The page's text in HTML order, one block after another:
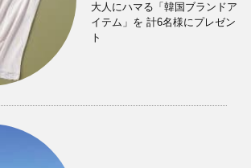
大人にハマる「韓国ブランドア
イテム」を 計6名様にプレゼン
ト